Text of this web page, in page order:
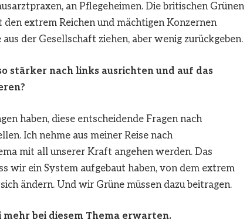
an Pflegeheimen. Die britischen Grünen
extrem Reichen und mächtigen Konzernen
der Gesellschaft ziehen, aber wenig zurückgeben.
stärker nach links ausrichten und auf das
haben, diese entscheidende Fragen nach
Ich nehme aus meiner Reise nach
mit all unserer Kraft angehen werden. Das
wir ein System aufgebaut haben, von dem extrem
ändern. Und wir Grüne müssen dazu beitragen.
bei diesem Thema erwarten.